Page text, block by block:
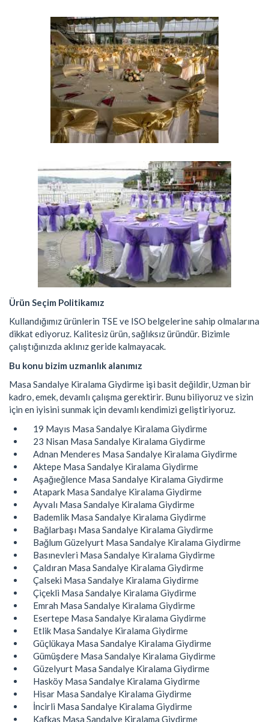
Ürün Seçim Politikamız
Kullandığımız ürünlerin TSE ve ISO belgelerine sahip olmalarına
dikkat ediyoruz. Kalitesiz ürün, sağlıksız üründür. Bizimle
çalıştığınızda aklınız geride kalmayacak.
Bu konu bizim uzmanlık alanımız
Masa Sandalye Kiralama Giydirme işi basit değildir, Uzman bir
kadro, emek, devamlı çalışma gerektirir. Bunu biliyoruz ve sizin
için en iyisini sunmak için devamlı kendimizi geliştiriyoruz.
19 Mayıs Masa Sandalye Kiralama Giydirme
23 Nisan Masa Sandalye Kiralama Giydirme
Adnan Menderes Masa Sandalye Kiralama Giydirme
Aktepe Masa Sandalye Kiralama Giydirme
Aşağıeğlence Masa Sandalye Kiralama Giydirme
Atapark Masa Sandalye Kiralama Giydirme
Ayvalı Masa Sandalye Kiralama Giydirme
Bademlik Masa Sandalye Kiralama Giydirme
Bağlarbaşı Masa Sandalye Kiralama Giydirme
Bağlum Güzelyurt Masa Sandalye Kiralama Giydirme
Basınevleri Masa Sandalye Kiralama Giydirme
Çaldıran Masa Sandalye Kiralama Giydirme
Çalseki Masa Sandalye Kiralama Giydirme
Çiçekli Masa Sandalye Kiralama Giydirme
Emrah Masa Sandalye Kiralama Giydirme
Esertepe Masa Sandalye Kiralama Giydirme
Etlik Masa Sandalye Kiralama Giydirme
Güçlükaya Masa Sandalye Kiralama Giydirme
Gümüşdere Masa Sandalye Kiralama Giydirme
Güzelyurt Masa Sandalye Kiralama Giydirme
Hasköy Masa Sandalye Kiralama Giydirme
Hisar Masa Sandalye Kiralama Giydirme
İncirli Masa Sandalye Kiralama Giydirme
Kafkas Masa Sandalye Kiralama Giydirme